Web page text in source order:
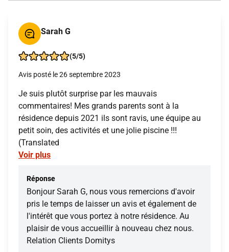
Sarah G
(5/5)
Avis posté le 26 septembre 2023
Je suis plutôt surprise par les mauvais
commentaires! Mes grands parents sont à la
résidence depuis 2021 ils sont ravis, une équipe au
petit soin, des activités et une jolie piscine !!!
(Translated
Voir plus
Réponse
Bonjour Sarah G, nous vous remercions d'avoir
pris le temps de laisser un avis et également de
l'intérêt que vous portez à notre résidence. Au
plaisir de vous accueillir à nouveau chez nous.
Relation Clients Domitys